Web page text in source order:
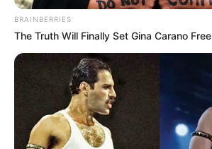
อะไรที่แตกต่างจากคนอื่น และที่วิเศษ
มักจะประสบความสำเร็จเสมอ อารมณ์
ใจกว้าง กล้าเสี่ยง และเป็นผู้นำที่ดี ร่
ตัดสินใจ และมองการณ์ไกลเก่งมาก
สรุปลักษณะเด่นภาพรวม
เป็นคล่องแ
เป็นนักคิด กล้าหาญ ใจกว้าง มีเสน่ห์เ
BRAINBERRIES
The Truth Will Finally Set Gina Carano Free